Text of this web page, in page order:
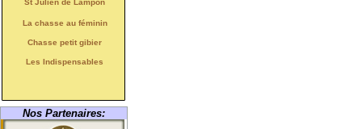
St Julien de Lampon
La chasse au féminin
Chasse petit gibier
Les Indispensables
Nos Partenaires: